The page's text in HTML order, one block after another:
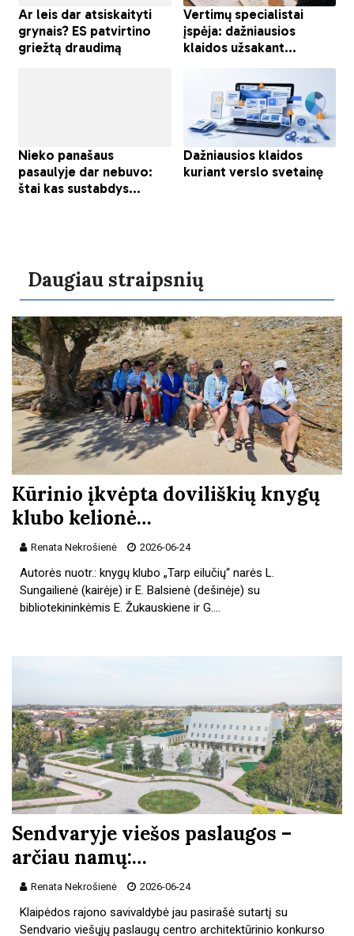
Daugiau straipsnių
Kūrinio įkvėpta doviliškių knygų
klubo kelionė…
Renata Nekrošienė 2026-06-24
Autorės nuotr.: knygų klubo „Tarp eilučių“ narės L.
Sungailienė (kairėje) ir E. Balsienė (dešinėje) su
bibliotekininkėmis E. Žukauskiene ir G.…
Sendvaryje viešos paslaugos –
arčiau namų:…
Renata Nekrošienė 2026-06-24
Klaipėdos rajono savivaldybė jau pasirašė sutartį su
Sendvario viešųjų paslaugų centro architektūrinio konkurso